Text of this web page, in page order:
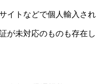
イトなどで個人輸入され
が未対応のものも存在し